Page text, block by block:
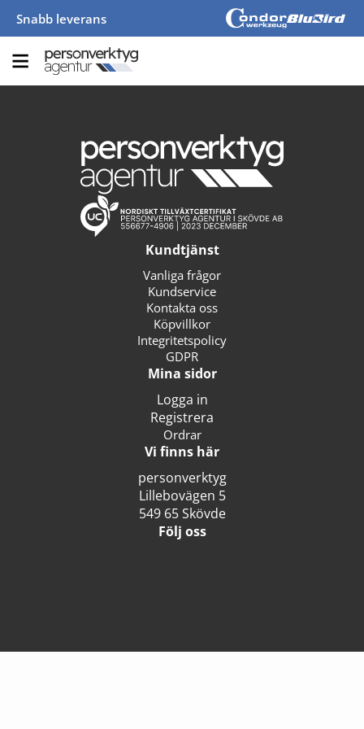
Snabb leverans
Kundtjänst
Vanliga frågor
Kundservice
Kontakta oss
Köpvillkor
Integritetspolicy
GDPR
Mina sidor
Logga in
Registrera
Ordrar
Vi finns här
personverktyg
Lillebovägen 5
549 65 Skövde
Följ oss